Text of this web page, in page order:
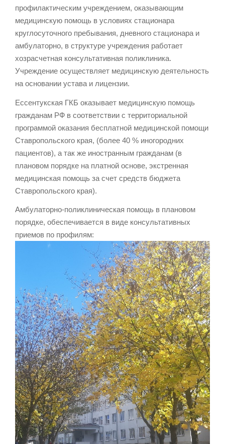
профилактическим учреждением, оказывающим
медицинскую помощь в условиях стационара
круглосуточного пребывания, дневного стационара и
амбулаторно, в структуре учреждения работает
хозрасчетная консультативная поликлиника.
Учреждение осуществляет медицинскую деятельность
на основании устава и лицензии.
Ессентукская ГКБ оказывает медицинскую помощь
гражданам РФ в соответствии с территориальной
программой оказания бесплатной медицинской помощи
Ставропольского края, (более 40 % иногородних
пациентов), а так же иностранным гражданам (в
плановом порядке на платной основе, экстренная
медицинская помощь за счет средств бюджета
Ставропольского края).
Амбулаторно-поликлиническая помощь в плановом
порядке, обеспечивается в виде консультативных
приемов по профилям: